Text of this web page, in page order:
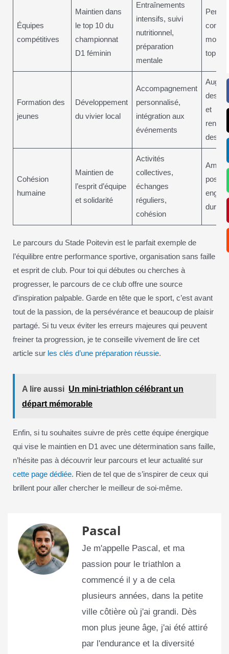
Équipes
compétitives
Maintien dans
le top 10 du
championnat
D1 féminin
Entraînements
intensifs, suivi
nutritionnel,
préparation
mentale
top 6
Formation des
jeunes
Développement
du vivier local
Accompagnement
personnalisé,
intégration aux
événements
des
et
des
Cohésion
humaine
Maintien de
l’esprit d’équipe
et solidarité
Activités
collectives,
échanges
réguliers,
cohésion
Le parcours du Stade Poitevin est le parfait exemple de
l’équilibre entre performance sportive, organisation sans faille
et esprit de club. Pour toi qui débutes ou cherches à
progresser, le parcours de ce club offre une source
d’inspiration palpable. Garde en tête que le sport, c’est avant
tout de la passion, de la persévérance et beaucoup de plaisir
partagé. Si tu veux éviter les erreurs majeures qui peuvent
freiner ta progression, je te conseille vivement de lire cet
article sur les clés d’une préparation réussie.
A lire aussi Un mini-triathlon célébrant un
départ mémorable
Enfin, si tu souhaites suivre de près cette équipe énergique
qui vise le maintien en D1 avec une détermination sans faille,
n’hésite pas à découvrir leur parcours et leur actualité sur
cette page dédiée. Rien de tel que de s’inspirer de ceux qui
brillent pour aller chercher le meilleur de soi-même.
Pascal
Je m'appelle Pascal, et ma
passion pour le triathlon a
commencé il y a de cela
plusieurs années, dans la petite
ville côtière où j'ai grandi. Dès
mon plus jeune âge, j'ai été attiré
par l'endurance et la diversité